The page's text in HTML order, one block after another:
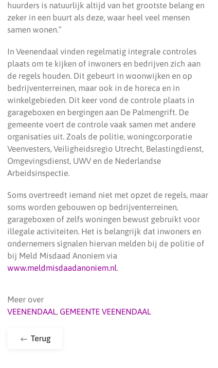
huurders is natuurlijk altijd van het grootste belang en
zeker in een buurt als deze, waar heel veel mensen
samen wonen.”
In Veenendaal vinden regelmatig integrale controles
plaats om te kijken of inwoners en bedrijven zich aan
de regels houden. Dit gebeurt in woonwijken en op
bedrijventerreinen, maar ook in de horeca en in
winkelgebieden. Dit keer vond de controle plaats in
garageboxen en bergingen aan De Palmengrift. De
gemeente voert de controle vaak samen met andere
organisaties uit. Zoals de politie, woningcorporatie
Veenvesters, Veiligheidsregio Utrecht, Belastingdienst,
Omgevingsdienst, UWV en de Nederlandse
Arbeidsinspectie.
Soms overtreedt iemand niet met opzet de regels, maar
soms worden gebouwen op bedrijventerreinen,
garageboxen of zelfs woningen bewust gebruikt voor
illegale activiteiten. Het is belangrijk dat inwoners en
ondernemers signalen hiervan melden bij de politie of
bij Meld Misdaad Anoniem via
www.meldmisdaadanoniem.nl.
Meer over
VEENENDAAL, GEMEENTE VEENENDAAL
Terug